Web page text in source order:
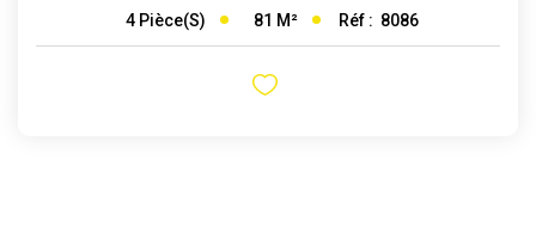
4 Pièce(s) 81 M² Réf : 8086